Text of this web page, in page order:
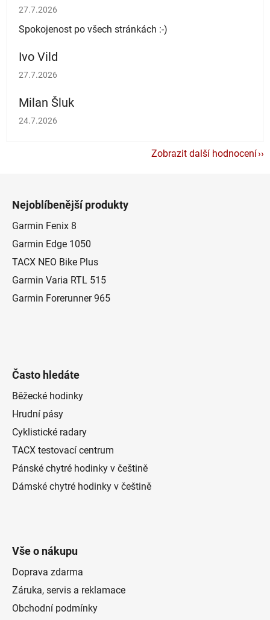
Hodnocení obchodu je 5 z 5 hvězdiček.
27.7.2026
Spokojenost po všech stránkách :-)
Ivo Vild
Hodnocení obchodu je 5 z 5 hvězdiček.
27.7.2026
Milan Šluk
Hodnocení obchodu je 5 z 5 hvězdiček.
24.7.2026
Zobrazit další hodnocení
Nejoblíbenější produkty
Garmin Fenix 8
Garmin Edge 1050
TACX NEO Bike Plus
Garmin Varia RTL 515
Garmin Forerunner 965
Často hledáte
Běžecké hodinky
Hrudní pásy
Cyklistické radary
TACX testovací centrum
Pánské chytré hodinky v češtině
Dámské chytré hodinky v češtině
Vše o nákupu
Doprava zdarma
Záruka, servis a reklamace
Obchodní podmínky